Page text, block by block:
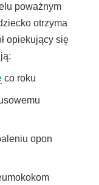
poważnym
otrzyma
opiekujący się
co roku
opon